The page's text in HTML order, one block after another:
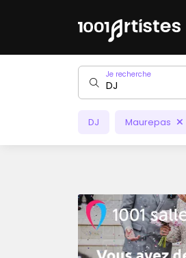
Je recherche
DJ Maurepas